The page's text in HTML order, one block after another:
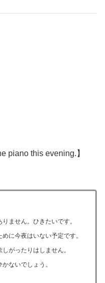
piano this evening. 】
ません。ひきたいです。
に今夜はいない予定です。
がったりはしません。
ないでしょう。